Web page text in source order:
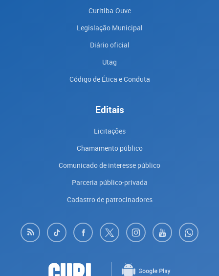
Curitiba-Ouve
Legislação Municipal
Diário oficial
Utag
Código de Ética e Conduta
Editais
Licitações
Chamamento público
Comunicado de interesse público
Parceria público-privada
Cadastro de patrocinadores